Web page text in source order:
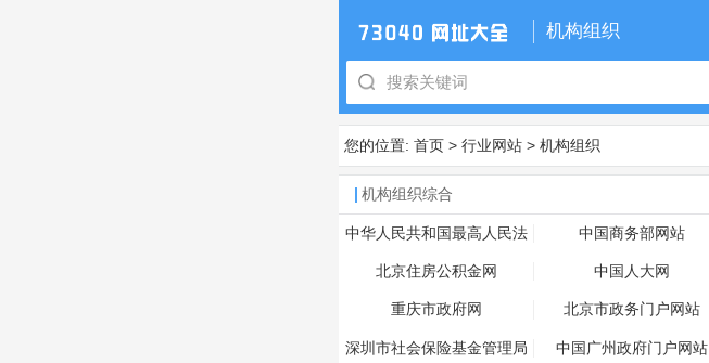
机构组织
您的位置: 首页 > 行业网站 > 机构组织
机构组织综合
中华人民共和国最高人民法
院
中国商务部网站
北京住房公积金网 中国人大网
重庆市政府网 北京市政务门户网站
深圳市社会保险基金管理局 中国广州政府门户网站